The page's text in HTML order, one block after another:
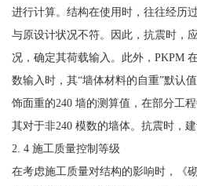
进行计算。结构在使用时，往往经历
与原设计状况不符。因此，抗震时，
况，确定其荷载输入。此外，PKPM
数输入时，其“墙体材料的自重”默认
饰面重的240 墙的测算值，在部分工
其对于非240 模数的墙体。抗震时，
2. 4 施工质量控制等级
在考虑施工质量对结构的影响时，《